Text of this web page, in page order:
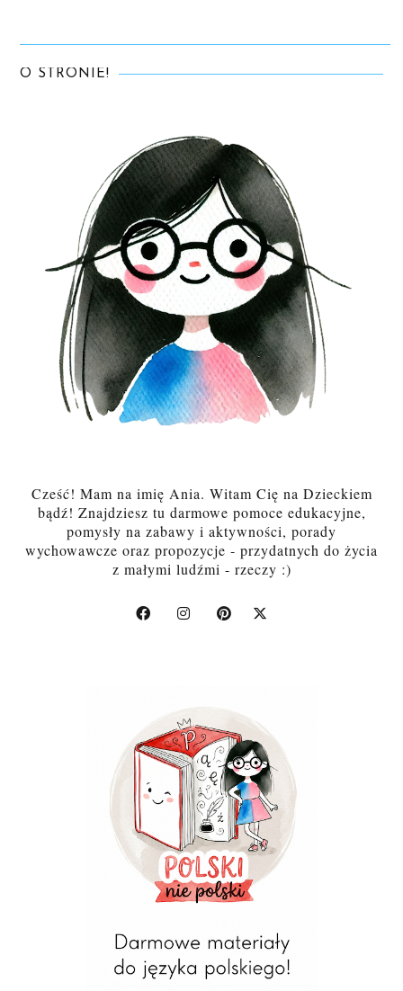
O STRONIE!
Cześć! Mam na imię Ania. Witam Cię na Dzieckiem
bądź! Znajdziesz tu darmowe pomoce edukacyjne,
pomysły na zabawy i aktywności, porady
wychowawcze oraz propozycje - przydatnych do życia
z małymi ludźmi - rzeczy :)